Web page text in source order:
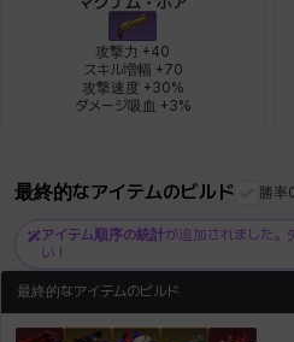
ルク
攻撃力 +40
スキル増幅 +70
攻撃速度 +30%
ダメージ吸血 +3%
最終的なアイテムのビルド 勝率
アイテム順序の統計が追加されました。
い！
最終的なアイテムのビルド